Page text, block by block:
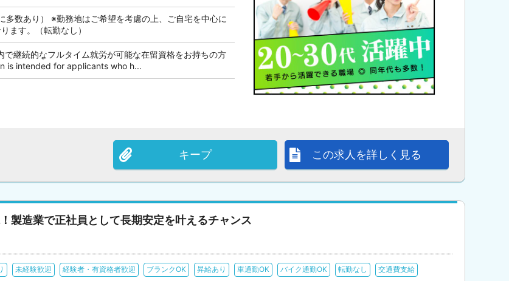
多数あり） ※勤務地はご希望を考慮の上、ご自宅を中心に
ます。（転勤なし）
で継続的なフルタイム就労が可能な在留資格をお持ちの方
is intended for applicants who h...
この求人を詳しく見る
キープ
製造業で正社員として長期安定を叶えるチャンス
未経験歓迎 経験者・有資格者歓迎 ブランクOK 昇給あり 車通勤OK バイク通勤OK 転勤なし 交通費支給